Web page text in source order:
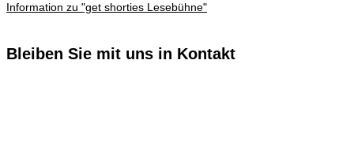
Information zu "get shorties Lesebühne"
Bleiben Sie mit uns in Kontakt